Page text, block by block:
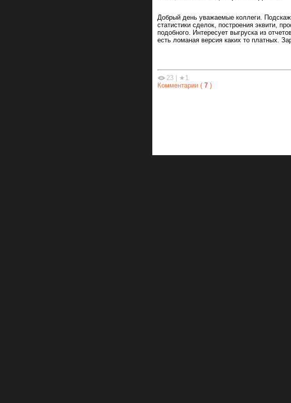
Добрый день уважаемые коллеги.
статистики сделок, построения эквити,
подобного. Интересует выгруска из
есть ломаная версия каких то платных.
23 | ★1
Комментарии ( 7 )